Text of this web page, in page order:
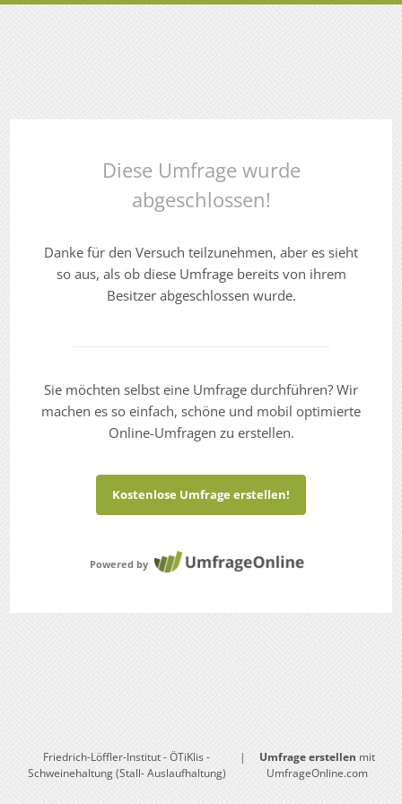
Diese Umfrage wurde
abgeschlossen!
Danke für den Versuch teilzunehmen, aber es sieht
so aus, als ob diese Umfrage bereits von ihrem
Besitzer abgeschlossen wurde.
Sie möchten selbst eine Umfrage durchführen? Wir
machen es so einfach, schöne und mobil optimierte
Online-Umfragen zu erstellen.
Kostenlose Umfrage erstellen!
Powered by
Friedrich-Löffler-Institut - ÖTiKlis -
Schweinehaltung (Stall- Auslaufhaltung)
| Umfrage erstellen mit
UmfrageOnline.com